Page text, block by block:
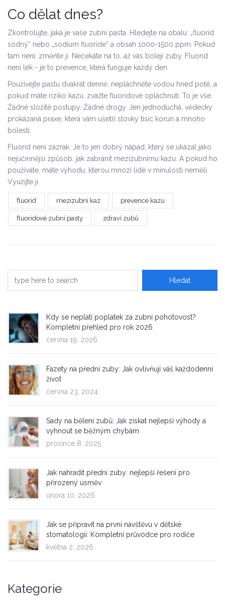
Co dělat dnes?
Zkontrolujte, jaká je vaše zubní pasta. Hledejte na obalu: „fluorid
sodný“ nebo „sodium fluoride“ a obsah 1000-1500 ppm. Pokud
tam není, změňte ji. Nečekáte na to, až vás bolejí zuby. Fluorid
není lék - je to prevence, která funguje každý den.
Používejte pastu dvakrát denně, nepláchněte vodou hned poté, a
pokud máte riziko kazu, zvažte fluoridové opláchnutí. To je vše.
Žádné složité postupy. Žádné drogy. Jen jednoduchá, vědecky
prokázaná praxe, která vám ušetří stovky tisíc korun a mnoho
bolesti.
Fluorid není zázrak. Je to jen dobrý nápad, který se ukázal jako
nejúčinnější způsob, jak zabránit mezizubnímu kazu. A pokud ho
používáte, máte výhodu, kterou mnozí lidé v minulosti neměli.
Využijte ji.
fluorid mezizubní kaz prevence kazu
fluoridové zubní pasty zdraví zubů
Kdy se neplatí poplatek za zubní pohotovost?
Kompletní přehled pro rok 2026
června 19, 2026
Fazety na přední zuby: Jak ovlivňují váš každodenní
život
června 23, 2024
Sady na bělení zubů: Jak získat nejlepší výhody a
vyhnout se běžným chybám
prosince 8, 2025
Jak nahradit přední zuby: nejlepší řešení pro
přirozený úsměv
února 10, 2026
Jak se připravit na první návštěvu v dětské
stomatologii: Kompletní průvodce pro rodiče
května 2, 2026
Kategorie